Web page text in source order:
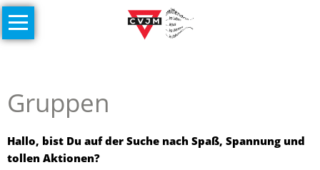
Navigation
überspringen
Home
Historie
Anlage
Gruppen
Hallo, bist Du auf der Suche nach Spaß, Spannung und
tollen Aktionen?